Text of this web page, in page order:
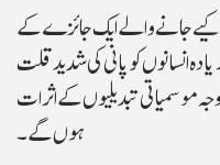
کیے جانے والے ایک جائزے کے
سے زیادہ انسانوں کو پانی کی شدید قلت
موسمیاتی تبدیلیوں کے اثرات
ہوں گے۔